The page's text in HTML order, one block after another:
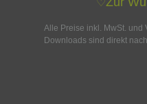
♡
Alle Preise inkl. MwSt. und
Downloads sind direkt